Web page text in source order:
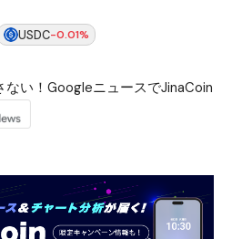
USDC-0.01%
い！GoogleニュースでJinaCoin